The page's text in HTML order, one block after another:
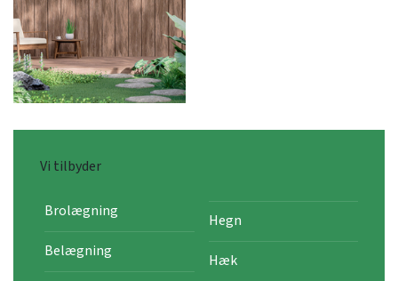
Vi tilbyder
Brolægning
Belægning
Hegn
Hæk